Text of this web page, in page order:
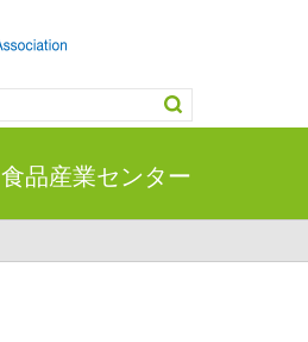
食品産業センター